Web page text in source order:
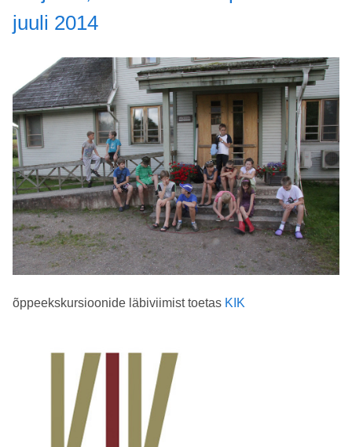
juuli 2014
õppeekskursioonide läbiviimist toetas KIK